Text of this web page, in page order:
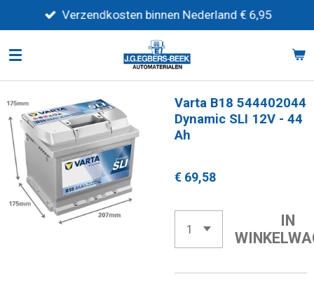
direct
naar
Verzendkosten binnen Nederland € 6,95
Varta B18 544402044
Dynamic SLI 12V - 44
Ah
€ 69,58
IN